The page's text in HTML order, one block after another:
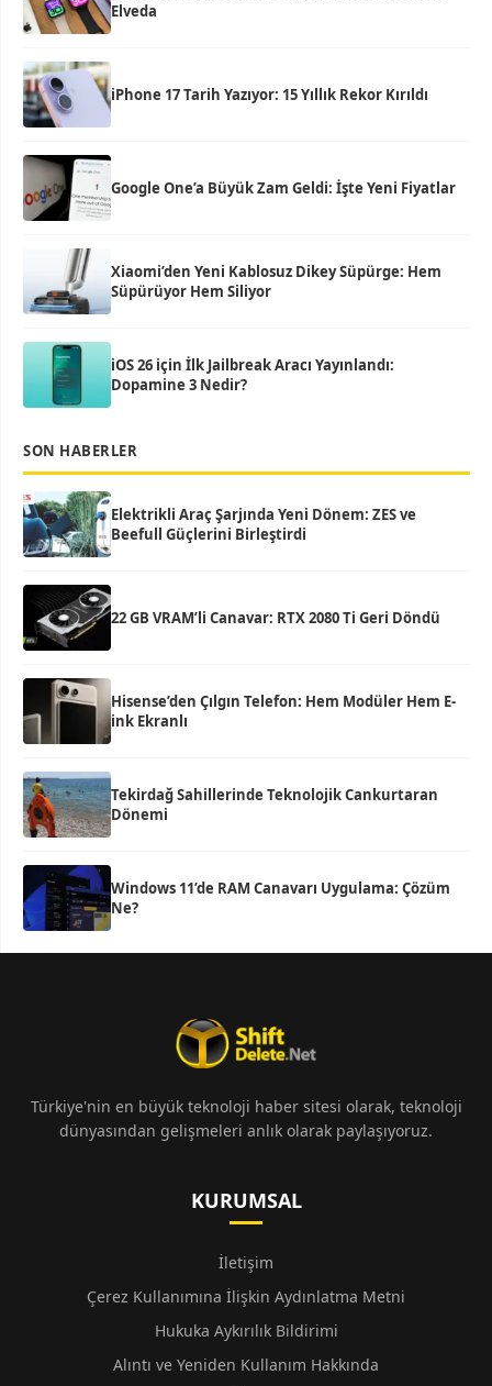
Elveda
iPhone 17 Tarih Yazıyor: 15 Yıllık Rekor Kırıldı
Google One’a Büyük Zam Geldi: İşte Yeni Fiyatlar
Xiaomi’den Yeni Kablosuz Dikey Süpürge: Hem
Süpürüyor Hem Siliyor
iOS 26 için İlk Jailbreak Aracı Yayınlandı:
Dopamine 3 Nedir?
SON HABERLER
Elektrikli Araç Şarjında Yeni Dönem: ZES ve
Beefull Güçlerini Birleştirdi
22 GB VRAM’li Canavar: RTX 2080 Ti Geri Döndü
Hisense’den Çılgın Telefon: Hem Modüler Hem E-
ink Ekranlı
Tekirdağ Sahillerinde Teknolojik Cankurtaran
Dönemi
Windows 11’de RAM Canavarı Uygulama: Çözüm
Ne?
Türkiye'nin en büyük teknoloji haber sitesi olarak, teknoloji
dünyasından gelişmeleri anlık olarak paylaşıyoruz.
KURUMSAL
İletişim
Çerez Kullanımına İlişkin Aydınlatma Metni
Hukuka Aykırılık Bildirimi
Alıntı ve Yeniden Kullanım Hakkında